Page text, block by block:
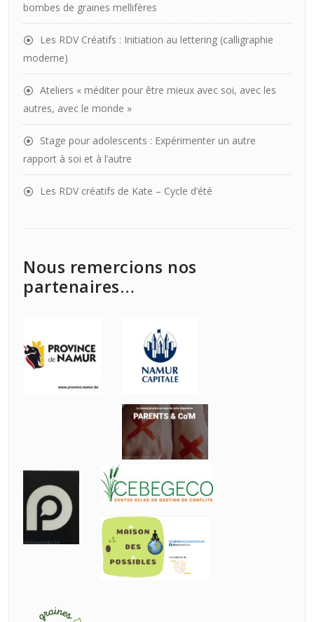
bombes de graines mellifères
Les RDV Créatifs : Initiation au lettering (calligraphie
moderne)
Ateliers « méditer pour être mieux avec soi, avec les
autres, avec le monde »
Stage pour adolescents : Expérimenter un autre
rapport à soi et à l’autre
Les RDV créatifs de Kate – Cycle d’été
Nous remercions nos
partenaires…